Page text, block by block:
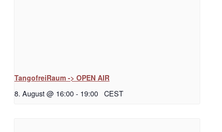
TangofreiRaum -> OPEN AIR
8. August @ 16:00- 19:00 CEST